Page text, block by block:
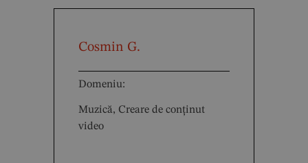
Cosmin G.
Domeniu:
Muzică, Creare de conținut
video